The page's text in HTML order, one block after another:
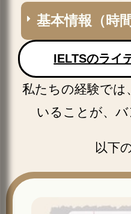
基本情報（時
IELTSのライ
私たちの経験では
いることが、
以下